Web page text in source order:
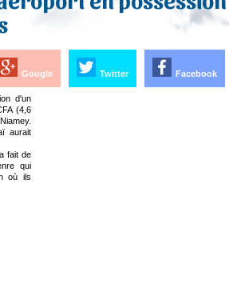
Facebook
Twitter
Google
d'un
(4,6
aurait
fait de
qui
où ils